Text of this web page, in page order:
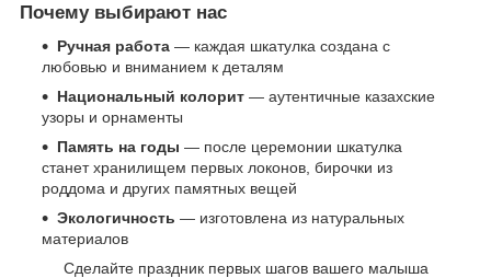
Почему выбирают нас
Ручная работа — каждая шкатулка создана с
любовью и вниманием к деталям
Национальный колорит — аутентичные казахские
узоры и орнаменты
Память на годы — после церемонии шкатулка
станет хранилищем первых локонов, бирочки из
роддома и других памятных вещей
Экологичность — изготовлена из натуральных
материалов
Сделайте праздник первых шагов вашего малыша